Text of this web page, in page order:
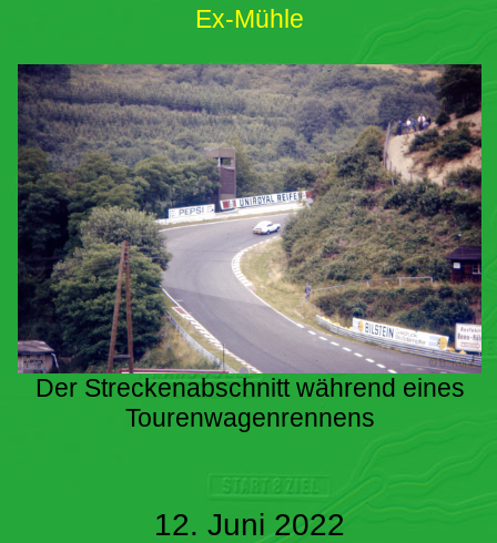
Ex-Mühle
Der Streckenabschnitt während eines
Tourenwagenrennens
12. Juni 2022